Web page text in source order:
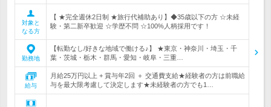
対象と
なる方
【 ★完全週休2日制 ★旅行代補助あり】◆35歳以下の方 ☆未経
験・第二新卒歓迎 ☆学歴不問 ☆100%人柄採用です！
勤務地
【転勤なし/好きな地域で働ける♪】 ★東京・神奈川・埼玉・千
葉・茨城・栃木・群馬・愛知・岐阜・三重…
給与
月給25万円以上 + 賞与年2回 ＋ 交通費支給★経験者の方は前職給
与を最大限考慮して決定します★未経験者の方でも1…